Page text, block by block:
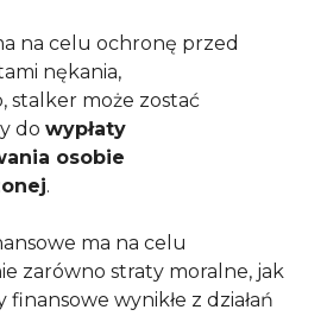
na celu ochronę przed
nękania,
stalker może zostać
do wypłaty
osobie
.
ma na celu
zarówno straty moralne, jak
finansowe wynikłe z działań